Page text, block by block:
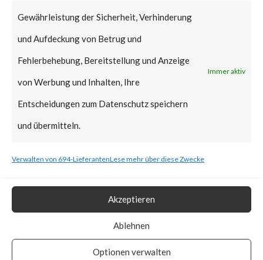
Gewährleistung der Sicherheit, Verhinderung
und Aufdeckung von Betrug und
Fehlerbehebung, Bereitstellung und Anzeige
von Werbung und Inhalten, Ihre
Entscheidungen zum Datenschutz speichern
und übermitteln.
Immer aktiv
Verwalten von 694-LieferantenLese mehr über diese Zwecke
Akzeptieren
Ablehnen
Optionen verwalten
https://www.cisa.gov/news-
events/alerts/2023/10/10/http
2-rapid-reset-vulnerability-cve-
2023-44487
What is theVendor Solution?
The web services deployed with
are available patches and other
mitigations.
What FortiGuard Coverage is
FortiGuard recommends using